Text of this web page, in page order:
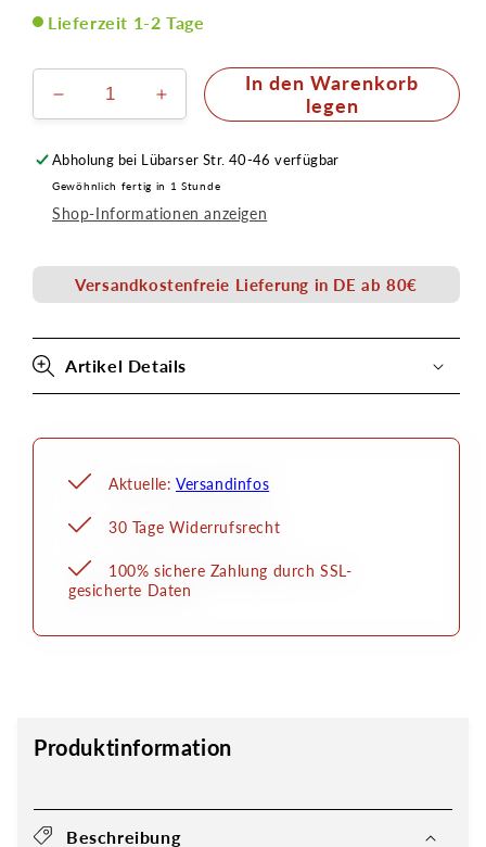
Lieferzeit 1-2 Tage
Verringere
die
Menge
für
Pinselwascher
Facepainting
16,5cm
Kunststoff
Erhöhe
die
Menge
für
Pinselwascher
Facepainting
16,5cm
Kunststoff
In den Warenkorb
legen
Abholung bei Lübarser Str. 40-46 verfügbar
Gewöhnlich fertig in 1 Stunde
Shop-Informationen anzeigen
Versandkostenfreie Lieferung in DE ab 80€
Artikel Details
Aktuelle: Versandinfos
30 Tage Widerrufsrecht
100% sichere Zahlung durch SSL-
gesicherte Daten
Produktinformation
Beschreibung